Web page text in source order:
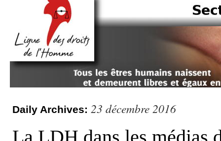
Daily Archives: 23 décembre 2016